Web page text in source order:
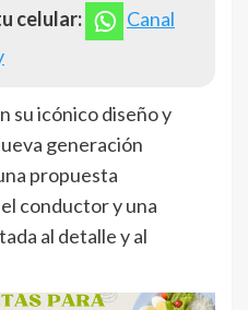
celular:
Canal
su icónico diseño y
generación
propuesta
conductor y una
al detalle y al